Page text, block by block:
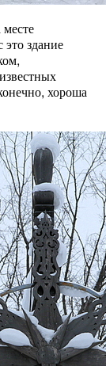
это здание
хороша